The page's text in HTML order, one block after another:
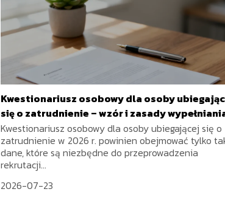
Kwestionariusz osobowy dla osoby
się o zatrudnienie – wzór i zasady
Kwestionariusz osobowy dla osoby ubiegającej się o
zatrudnienie w 2026 r. powinien obejmować tylko
dane, które są niezbędne do przeprowadzenia
rekrutacji...
2026-07-23